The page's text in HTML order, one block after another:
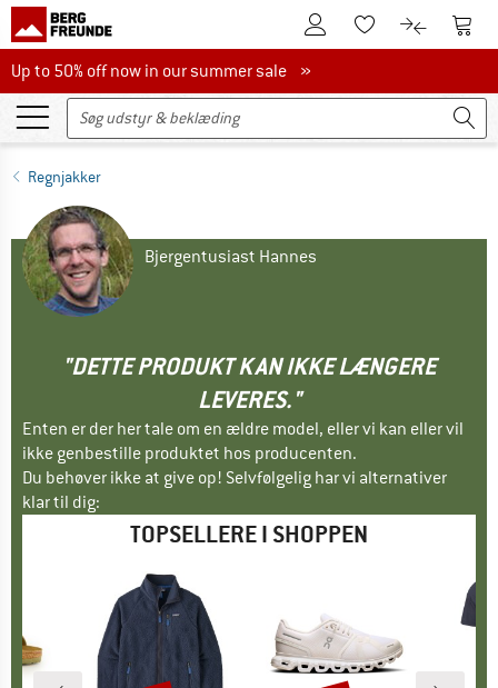
Til kundekontoenTil huskesedlen.
Til Til
Up to 50% off now in our summer sale
Up to 50% off now in our summer sale »
Regnjakker
Bjergentusiast Hannes
"DETTE PRODUKT KAN IKKE LÆNGERE
LEVERES."
Enten er der her tale om en ældre model, eller vi kan eller vil
ikke genbestille produktet hos producenten.
Du behøver ikke at give op! Selvfølgelig har vi alternativer
klar til dig:
TOPSELLERE I SHOPPEN